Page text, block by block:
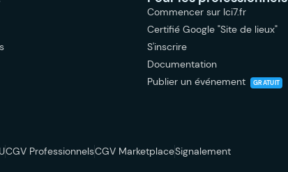
Commencer sur Ici7.fr
Certifié Google "Site de lieux"
S'inscrire
Documentation
Publier un événement
GRATUIT
CGV ProfessionnelsCGV MarketplaceSignalement